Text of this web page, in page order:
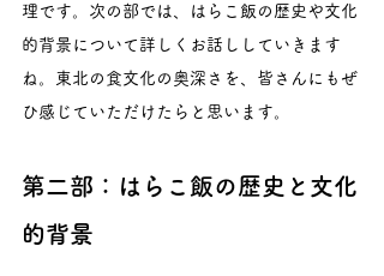
理です。次の部では、はらこ飯の歴史や文化
的背景について詳しくお話ししていきます
ね。東北の食文化の奥深さを、皆さんにもぜ
ひ感じていただけたらと思います。
第二部：はらこ飯の歴史と文化
的背景